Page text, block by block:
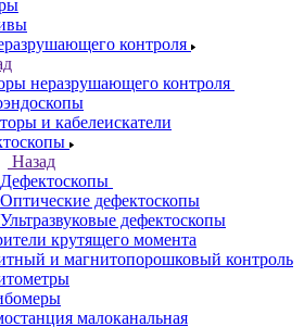
контроля
неразрушающего контроля
и кабелеискатели
Назад
Дефектоскопы
Оптические дефектоскопы
Ультразвуковые дефектоскопы
крутящего момента
и магнитопорошковый контроль
малоканальная